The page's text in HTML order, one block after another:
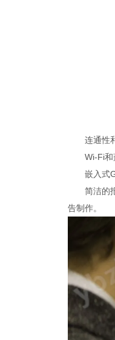
连通性和
Wi-Fi和蓝
嵌入式
简洁的报
告制作。